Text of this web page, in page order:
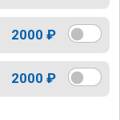
2000 ₽
2000 ₽